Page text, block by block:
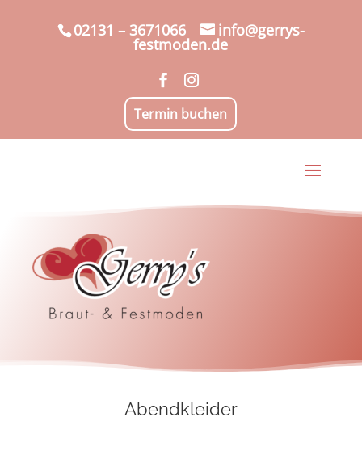
02131 – 3671066 info@gerrys-
festmoden.de
Termin buchen
Abendkleider